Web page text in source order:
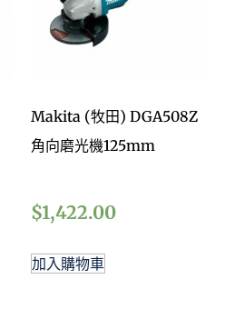
Makita (牧田) DGA508Z
角向磨光機125mm
$1,422.00
加入購物車